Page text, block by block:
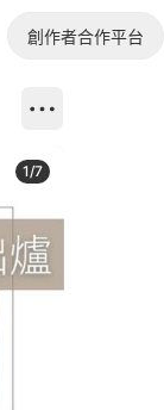
創作者合作平台
1/7